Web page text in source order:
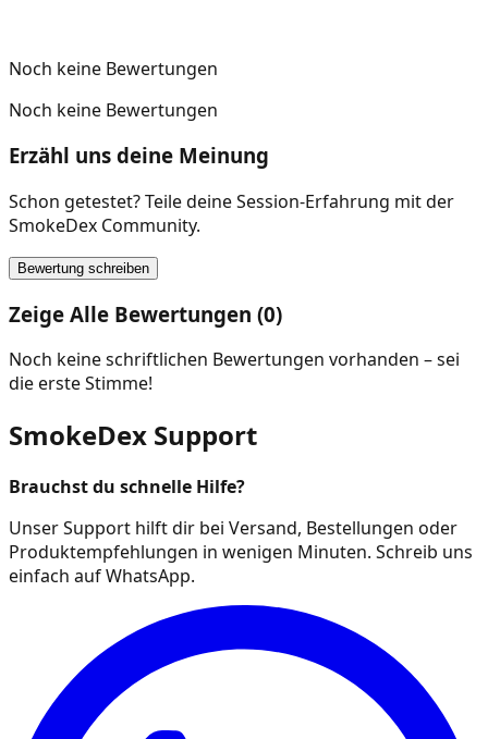
Noch keine Bewertungen
Noch keine Bewertungen
Erzähl uns deine Meinung
Schon getestet? Teile deine Session-Erfahrung mit der
SmokeDex Community.
Bewertung schreiben
Zeige Alle Bewertungen (0)
Noch keine schriftlichen Bewertungen vorhanden – sei
die erste Stimme!
SmokeDex Support
Brauchst du schnelle Hilfe?
Unser Support hilft dir bei Versand, Bestellungen oder
Produktempfehlungen in wenigen Minuten. Schreib uns
einfach auf WhatsApp.